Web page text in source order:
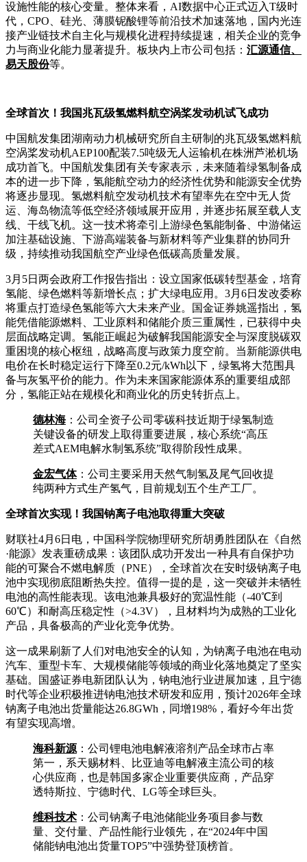
设施性能的核心变量。整体来看，AI数据中心正式迈入T级时
代，CPO、硅光、薄膜铌酸锂等前沿技术加速落地，国内光连
接产业链技术自主化与规模化进程持续提速，相关企业的竞争
力与商业化能力显著提升。板块内上市公司包括： 汇源通信、
易天股份等。
全球首次！我国兆瓦级氢燃料航空涡桨发动机试飞成功
中国航发集团湖南动力机械研究所自主研制的兆瓦级氢燃料航
空涡桨发动机AEP100配装7.5吨级无人运输机在株洲芦淞机场
成功首飞。中国航发集团有关专家表示，未来随着绿氢制备成
本的进一步下降，氢能航空动力的经济性优势和能源安全优势
将逐步显现。氢燃料航空发动机技术有望率先在空中无人货
运、海岛物流等低空经济领域展开应用，并逐步拓展至载人支
线、干线飞机。这一技术将牵引上游绿色氢能制备、中游储运
加注基础设施、下游高端装备与新材料等产业集群的协同升
级，持续推动我国航空产业绿色低碳高质量发展。
3月5日两会政府工作报告指出：设立国家低碳转型基金，培育
氢能、绿色燃料等新增长点；扩大绿电应用。3月6日发改委称
将重点打造绿色氢能等六大未来产业。国金证券姚遥指出，氢
能凭借能源燃料、工业原料和储能介质三重属性，已获得中央
层面战略定调。氢能正崛起为破解我国能源安全与深度脱碳双
重困境的核心枢纽，战略高度与政策力度空前。当新能源供电
电价在长时稳定运行下降至0.2元/kWh以下，绿氢将大范围具
备与灰氢平价的能力。作为未来国家能源体系的重要组成部
分，氢能正站在规模化和商业化的历史转折点上。
德林海：公司全资子公司零碳科技近期于绿氢制造
关键设备的研发上取得重要进展，核心系统“高压
差式AEM电解水制氢系统”取得阶段性成果。
金宏气体：公司主要采用天然气制氢及尾气回收提
纯两种方式生产氢气，目前规划五个生产工厂。
全球首次实现！我国钠离子电池取得重大突破
财联社4月6日电，中国科学院物理研究所胡勇胜团队在《自然
·能源》发表重磅成果：该团队成功开发出一种具有自保护功
能的可聚合不燃电解质（PNE），全球首次在安时级钠离子电
池中实现彻底阻断热失控。值得一提的是，这一突破并未牺牲
电池的高性能表现。该电池兼具极好的宽温性能（-40℃到
60℃）和耐高压稳定性（>4.3V），且材料均为成熟的工业化
产品，具备极高的产业化竞争优势。
这一成果刷新了人们对电池安全的认知，为钠离子电池在电动
汽车、重型卡车、大规模储能等领域的商业化落地奠定了坚实
基础。国盛证券电新团队认为，钠电池行业进展加速，且宁德
时代等企业积极推进钠电池技术研发和应用，预计2026年全球
钠离子电池出货量能达26.8GWh，同增198%，看好今年出货
有望实现高增。
海科新源 ：公司锂电池电解液溶剂产品全球市占率
第一，系天赐材料、比亚迪等电解液主流公司的核
心供应商，也是韩国多家企业重要供应商，产品穿
透特斯拉、宁德时代、LG等全球巨头。
维科技术 ：公司钠离子电池储能业务项目参与数
量、交付量、产品性能行业领先，在“2024年中国
储能钠电池出货量TOP5”中强势登顶榜首。